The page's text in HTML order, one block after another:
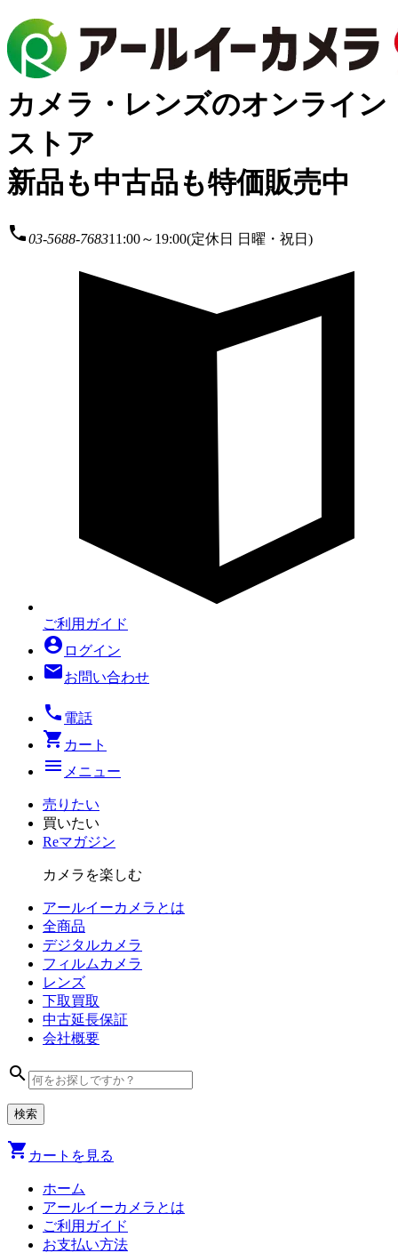
カメラ・レンズのオンライン
ストア
新品も中古品も特価販売中
local_phone03-5688-768311:00～19:00(定休日 日曜・祝日)
ご利用ガイド
account_circle ログイン
mailお問い合わせ
local_phone 電話
shopping_cart カート
menu メニュー
売りたい
買いたい
Reマガジン
カメラを楽しむ
アールイーカメラとは
全商品
デジタルカメラ
フィルム カメラ
レンズ
下取買取
中古延長保証
会社概要
search
shopping_cart カートを見る
ホーム
アールイーカメラとは
ご利用ガイド
お支払い方法